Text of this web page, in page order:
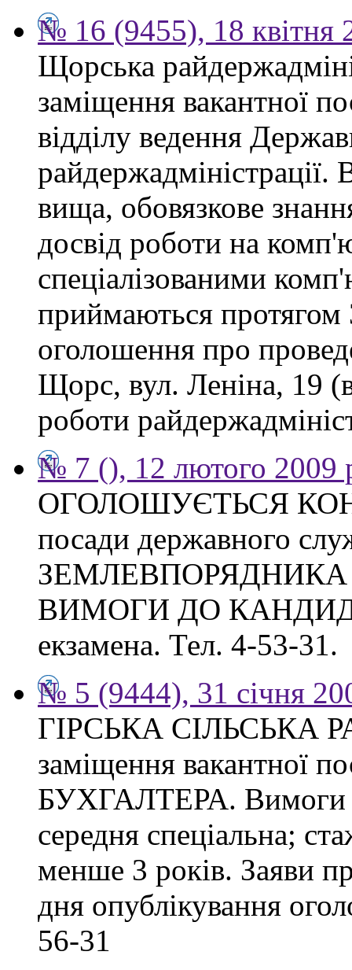
№ 16 (9455), 18 квітня
Щорська
заміщення вакантної
відділу ведення
райдержадміністрації.
вища, обовязкове
досвід роботи на
спеціалізованими
приймаються протягом
оголошення про
Щорс, вул. Леніна, 19
роботи
№ 7 (), 12 лютого 2009
ОГОЛОШУЄТЬСЯ
посади державного
ЗЕМЛЕВПОРЯДНИКА
ВИМОГИ ДО
екзамена. Тел. 4-53-31.
№ 5 (9444), 31 січня
ГІРСЬКА СІЛЬСЬКА
заміщення вакантної
БУХГАЛТЕРА. Вимоги
середня спеціальна;
менше 3 років. Заяви
дня опублікування
56-31